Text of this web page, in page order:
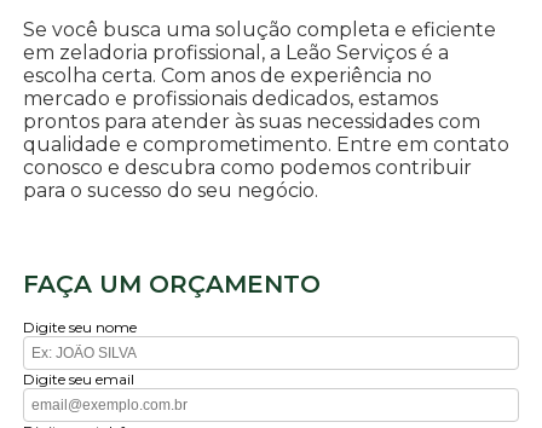
Se você busca uma solução completa e eficiente
em zeladoria profissional, a Leão Serviços é a
escolha certa. Com anos de experiência no
mercado e profissionais dedicados, estamos
prontos para atender às suas necessidades com
qualidade e comprometimento. Entre em contato
conosco e descubra como podemos contribuir
para o sucesso do seu negócio.
FAÇA UM ORÇAMENTO
Digite seu nome
Digite seu email